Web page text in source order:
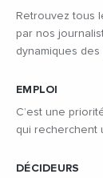
Retrouvez tous
par nos
dynamiques
EMPLOI
C’est une
qui recherchent
DÉCIDEURS